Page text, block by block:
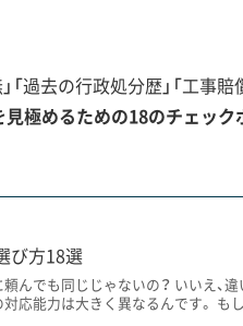
と考えられます。
って壊してしまうと、火
請求されるリスクも伴いま
まうと、地面の陥没やガス
の確認だけでなく、ガス開
過去の行政処分歴」「工事賠
極めるための18のチェック
び方18選
んでも同じじゃないの？ いいえ、
応能力は大きく異なるんです。 も